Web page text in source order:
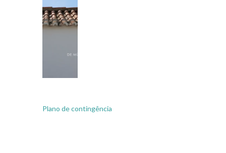
Plano de contingência